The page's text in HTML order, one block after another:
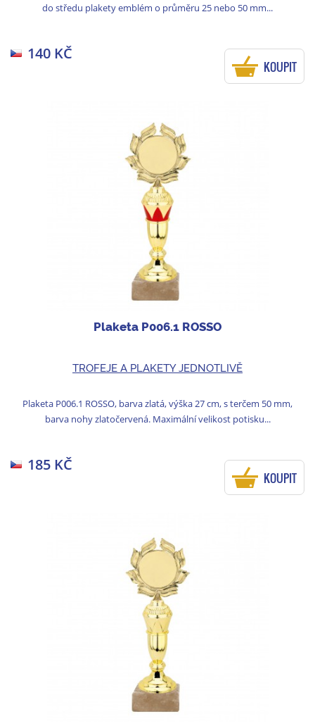
do středu plakety emblém o průměru 25 nebo 50 mm...
140 KČ
KOUPIT
Plaketa P006.1 ROSSO
TROFEJE A PLAKETY JEDNOTLIVĚ
Plaketa P006.1 ROSSO, barva zlatá, výška 27 cm, s terčem 50 mm,
barva nohy zlatočervená. Maximální velikost potisku...
185 KČ
KOUPIT